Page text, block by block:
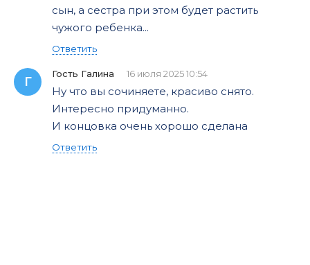
сын, а сестра при этом будет растить
чужого ребенка...
Ответить
Г
Гость Галина 16 июля 2025 10:54
Ну что вы сочиняете, красиво снято.
Интересно придуманно.
И концовка очень хорошо сделана
Ответить